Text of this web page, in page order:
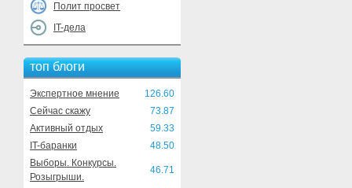
Полит просвет
IT-дела
топ блоги
Экспертное мнение
126.60
Сейчас скажу
73.87
Активный отдых
59.33
IT-баранки
48.50
Выборы. Конкурсы.
Розыгрыши.
46.71